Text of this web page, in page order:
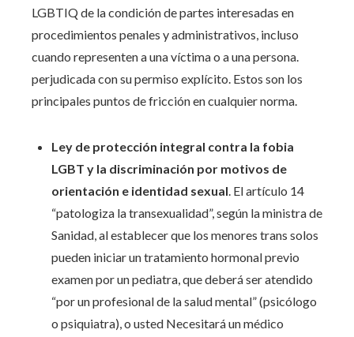
LGBTIQ de la condición de partes interesadas en
procedimientos penales y administrativos, incluso
cuando representen a una víctima o a una persona.
perjudicada con su permiso explícito. Estos son los
principales puntos de fricción en cualquier norma.
Ley de protección integral contra la fobia
LGBT y la discriminación por motivos de
orientación e identidad sexual. El artículo 14
“patologiza la transexualidad”, según la ministra de
Sanidad, al establecer que los menores trans solos
pueden iniciar un tratamiento hormonal previo
examen por un pediatra, que deberá ser atendido
“por un profesional de la salud mental” (psicólogo
o psiquiatra), o usted Necesitará un médico